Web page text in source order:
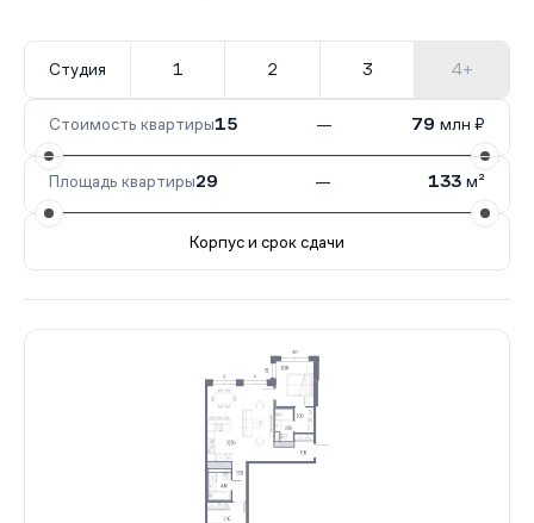
Студия 1 2 3 4+
Стоимость квартиры15 — 79 млн ₽
Площадь квартиры29 — 133 м²
Корпус и срок сдачи
1111 кв.II кв. 2029